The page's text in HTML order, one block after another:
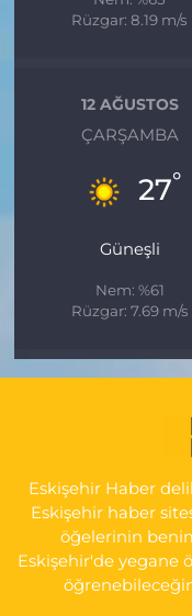
Rüzgar: 8.19 m/s
12 AĞUSTOS
ÇARŞAMBA
27°
Güneşli
Nem: %61
Rüzgar: 7.69 m/s
Eskişehir Haber
Eskişehir haber
öğelerinin
Eskişehir'de yegane